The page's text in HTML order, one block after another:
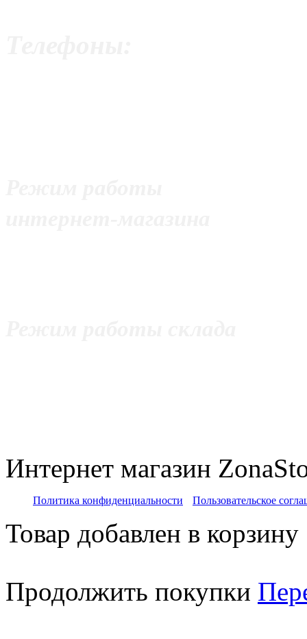
Интернет магазин
Политика конфиденциальности Пользовательское
Товар добавлен в корзину
Продолжить покупки